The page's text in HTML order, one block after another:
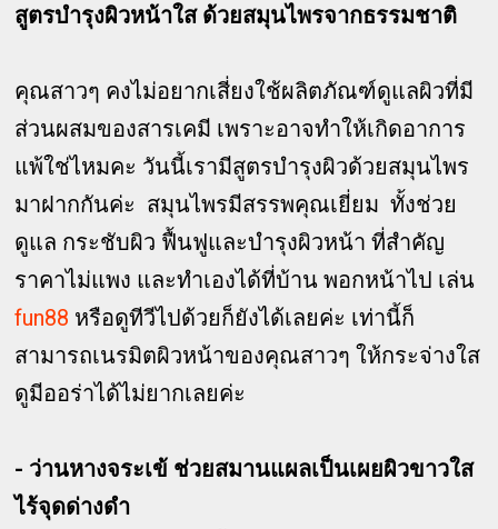
สูตรบำรุงผิวหน้าใส ด้วยสมุนไพรจากธรรมชาติ
คุณสาวๆ คงไม่อยากเสี่ยงใช้ผลิตภัณฑ์ดูแลผิวที่มี
ส่วนผสมของสารเคมี เพราะอาจทำให้เกิดอาการ
แพ้ใช่ไหมคะ วันนี้เรามีสูตรบำรุงผิวด้วยสมุนไพร
มาฝากกันค่ะ สมุนไพรมีสรรพคุณเยี่ยม ทั้งช่วย
ดูแล กระชับผิว ฟื้นฟูและบำรุงผิวหน้า ที่สำคัญ
ราคาไม่แพง และทำเองได้ที่บ้าน พอกหน้าไป เล่น
fun88 หรือดูทีวีไปด้วยก็ยังได้เลยค่ะ เท่านี้ก็
สามารถเนรมิตผิวหน้าของคุณสาวๆ ให้กระจ่างใส
ดูมีออร่าได้ไม่ยากเลยค่ะ
- ว่านหางจระเข้ ช่วยสมานแผลเป็นเผยผิวขาวใส
ไร้จุดด่างดำ